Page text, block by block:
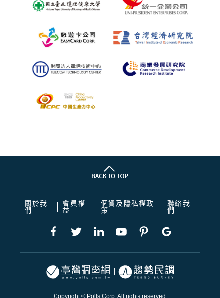
關於我
們
會員權
益
個資及隱私權政
策
聯絡我
們
Copyright © Polls Corp. All rights reserved.